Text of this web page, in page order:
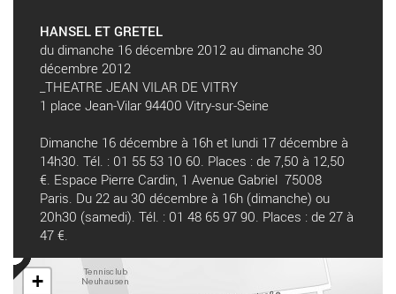
HANSEL ET GRETEL
du dimanche 16 décembre 2012 au dimanche 30
décembre 2012
_THEATRE JEAN VILAR DE VITRY
1 place Jean-Vilar 94400 Vitry-sur-Seine
Dimanche 16 décembre à 16h et lundi 17 décembre à
14h30. Tél. : 01 55 53 10 60. Places : de 7,50 à 12,50
€. Espace Pierre Cardin, 1 Avenue Gabriel 75008
Paris. Du 22 au 30 décembre à 16h (dimanche) ou
20h30 (samedi). Tél. : 01 48 65 97 90. Places : de 27 à
47 €.
+